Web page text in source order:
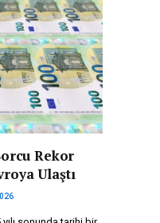
Rekor
Ulaştı